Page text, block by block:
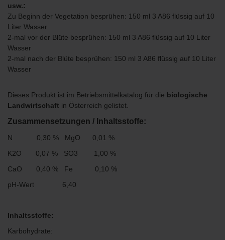
usw.:
Zu Beginn der Vegetation besprühen: 150 ml 3 A86 flüssig auf 10
Liter Wasser
2-mal vor der Blüte besprühen: 150 ml 3 A86 flüssig auf 10 Liter
Wasser
2-mal nach der Blüte besprühen: 150 ml 3 A86 flüssig auf 10 Liter
Wasser
Dieses Produkt ist im Betriebsmittelkatalog für die biologische
Landwirtschaft in Österreich gelistet.
Zusammensetzungen / Inhaltsstoffe:
N 0,30 % MgO 0,01 %
K2O 0,07 % SO3 1,00 %
CaO 0,40 % Fe 0,10 %
pH-Wert 6,40
Inhaltsstoffe:
Karbohydrate: